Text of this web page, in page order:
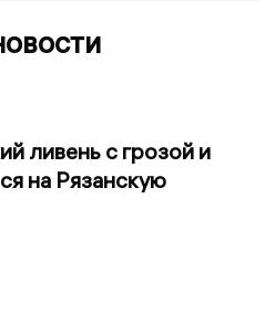
ливень с грозой и
на Рязанскую